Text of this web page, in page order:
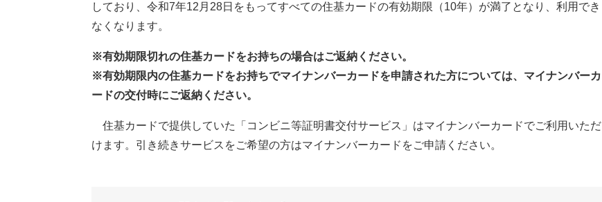
しており、令和7年12月28日をもってすべての住基カードの有効期限（10年）が満了となり、利用でき
なくなります。
※有効期限切れの住基カードをお持ちの場合はご返納ください。
※有効期限内の住基カードをお持ちでマイナンバーカードを申請された方については、マイナンバーカ
ードの交付時にご返納ください。
住基カードで提供していた「コンビニ等証明書交付サービス」はマイナンバーカードでご利用いただ
けます。引き続きサービスをご希望の方はマイナンバーカードをご申請ください。